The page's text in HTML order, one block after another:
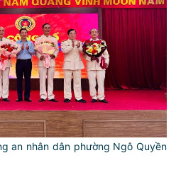
an nhân dân phường Ngô Quyền